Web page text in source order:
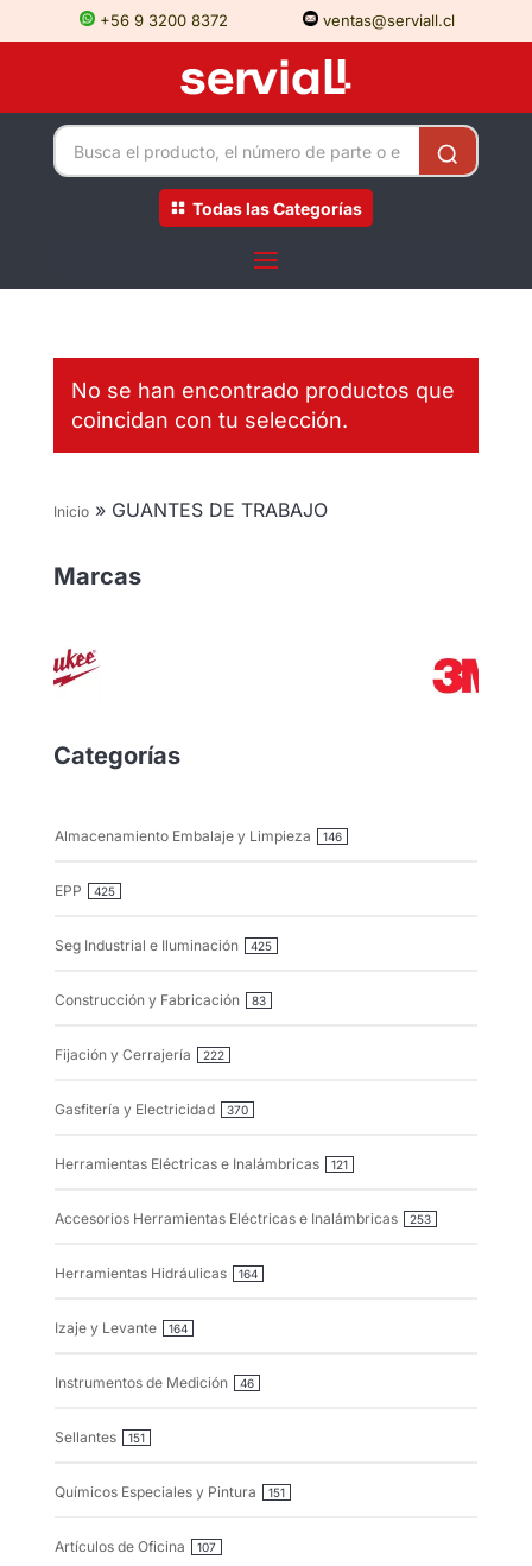
+56 9 3200 8372 ventas@serviall.cl
Todas las Categorías
No se han encontrado productos que
coincidan con tu selección.
Inicio» GUANTES DE TRABAJO
Marcas
Categorías
Almacenamiento Embalaje y Limpieza 146
EPP 425
Seg Industrial e Iluminación 425
Construcción y Fabricación 83
Fijación y Cerrajería 222
Gasfitería y Electricidad 370
Herramientas Eléctricas e Inalámbricas 121
Accesorios Herramientas Eléctricas e Inalámbricas 253
Herramientas Hidráulicas 164
Izaje y Levante 164
Instrumentos de Medición 46
Sellantes 151
Químicos Especiales y Pintura 151
Artículos de Oficina 107